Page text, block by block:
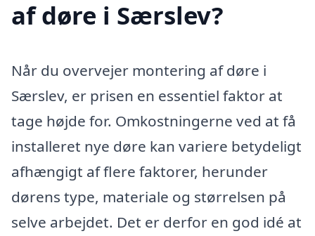
af døre i Særslev?
Når du overvejer montering af døre i
Særslev, er prisen en essentiel faktor at
tage højde for. Omkostningerne ved at få
installeret nye døre kan variere betydeligt
afhængigt af flere faktorer, herunder
dørens type, materiale og størrelsen på
selve arbejdet. Det er derfor en god idé at